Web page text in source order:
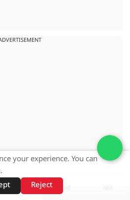
your experience. You can
Reject